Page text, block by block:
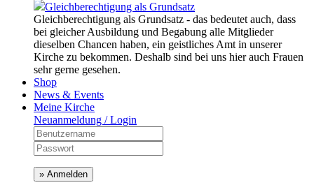
Gleichberechtigung als Grundsatz
Gleichberechtigung als Grundsatz - das bedeutet auch, dass
bei gleicher Ausbildung und Begabung alle Mitglieder
dieselben Chancen haben, ein geistliches Amt in unserer
Kirche zu bekommen. Deshalb sind bei uns hier auch Frauen
sehr gerne gesehen.
Shop
News & Events
Meine Kirche
Neuanmeldung / Login
» Anmelden